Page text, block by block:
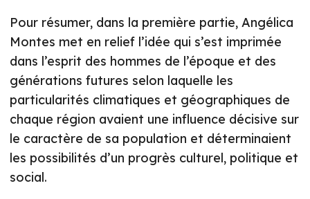
Pour résumer, dans la première partie, Angélica
Montes met en relief l’idée qui s’est imprimée
dans l’esprit des hommes de l’époque et des
générations futures selon laquelle les
particularités climatiques et géographiques de
chaque région avaient une influence décisive sur
le caractère de sa population et déterminaient
les possibilités d’un progrès culturel, politique et
social.